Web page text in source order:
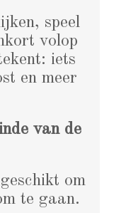
speel
volop
iets
en meer
van de
om
te gaan.